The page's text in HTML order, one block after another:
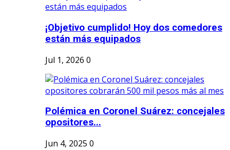
¡Objetivo cumplido! Hoy dos comedores
están más equipados
Jul 1, 2026 0
Polémica en Coronel Suárez: concejales
opositores...
Jun 4, 2025 0